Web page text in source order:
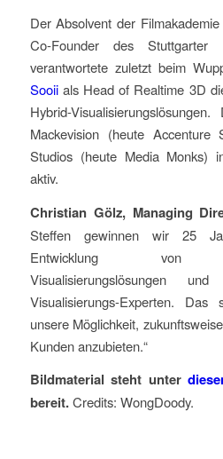
Der Absolvent der
Co-Founder des Stuttgarter
verantwortete zuletzt beim
Sooiials Head of Realtime 3D
Hybrid-
Mackevision (heute
Studios (heute Media Monks)
aktiv.
Christian Gölz, Managing
Steffen gewinnen wir 25
Entwicklung von
Visualisierungslösungen
Visualisierungs-Experten.
unsere Möglichkeit,
Kunden anzubieten.“
Bildmaterial steht unter
bereit.Credits: WongDoody.